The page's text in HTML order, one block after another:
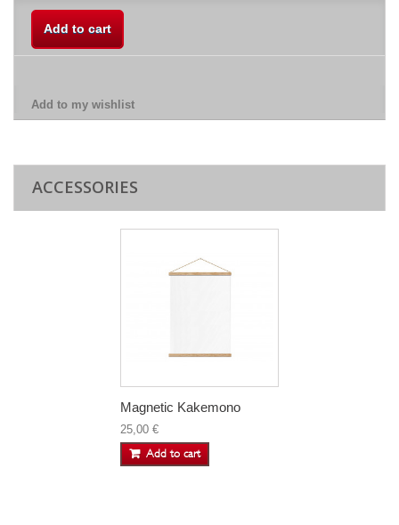
Add to cart
Add to my wishlist
ACCESSORIES
Magnetic Kakemono
25,00 €
Add to cart